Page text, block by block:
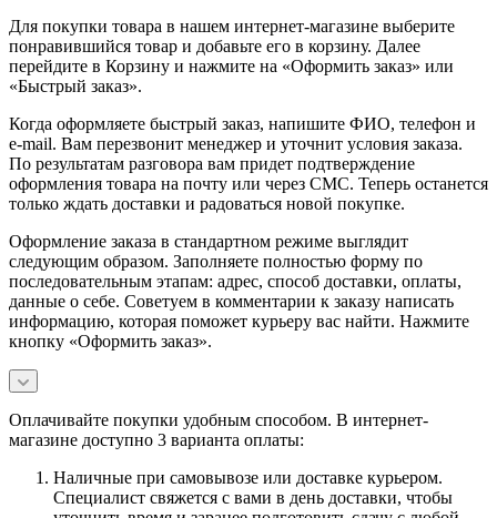
Для покупки товара в нашем интернет-магазине выберите
понравившийся товар и добавьте его в корзину. Далее
перейдите в Корзину и нажмите на «Оформить заказ» или
«Быстрый заказ».
Когда оформляете быстрый заказ, напишите ФИО, телефон и
e-mail. Вам перезвонит менеджер и уточнит условия заказа.
По результатам разговора вам придет подтверждение
оформления товара на почту или через СМС. Теперь останется
только ждать доставки и радоваться новой покупке.
Оформление заказа в стандартном режиме выглядит
следующим образом. Заполняете полностью форму по
последовательным этапам: адрес, способ доставки, оплаты,
данные о себе. Советуем в комментарии к заказу написать
информацию, которая поможет курьеру вас найти. Нажмите
кнопку «Оформить заказ».
Оплачивайте покупки удобным способом. В интернет-
магазине доступно 3 варианта оплаты:
Наличные при самовывозе или доставке курьером.
Специалист свяжется с вами в день доставки, чтобы